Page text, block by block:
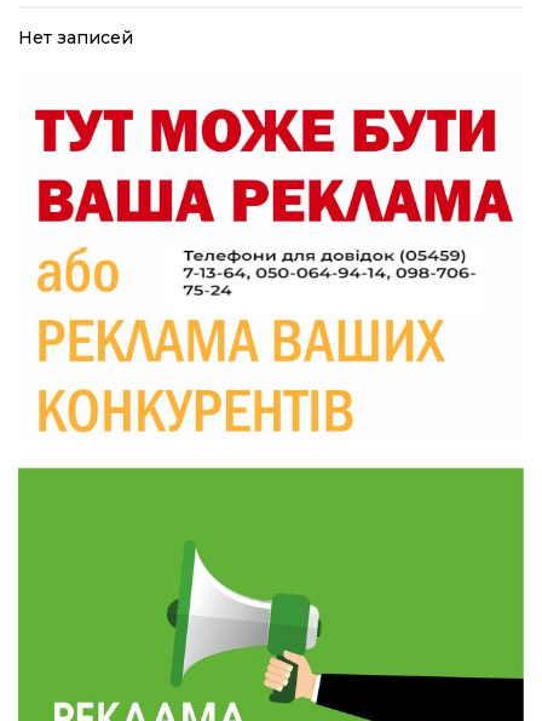
09:26
Що робити, якщо в нотаріальному документі
18:39
04 сер
«КОЛО НЕЗЛАМНИХ»: як діти та ветерани
разом створюють унікальний телепроєкт
09:52
Родина Степаненків: від квітучого
30 лип
Пишіть листи самому собі, або як уникнути
маніпуляційбез конфліктів
19:29
30 лип
«Все закінчиться, приїду й одружуся…»: Пам’яті
26-річного Захисника Богдана Ємця (ВІДЕО)
20:06
Паливо по 100 грн та ризик дефіциту: чому в
Житлові сертифікати, підготовка до зими та
підтримка ВПО: підсумки засідання виконкому
Краснопільської селищної ради
Валентина Масалітіна: «Нас тримає віра в
Перемогу і повернення додому»
Нет записей